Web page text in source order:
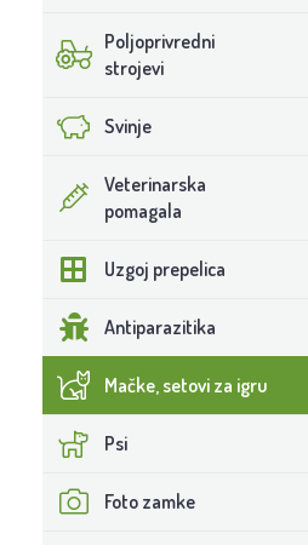
Poljoprivredni
strojevi
Svinje
Veterinarska
pomagala
Uzgoj prepelica
Antiparazitika
Mačke, setovi za igru
Psi
Foto zamke